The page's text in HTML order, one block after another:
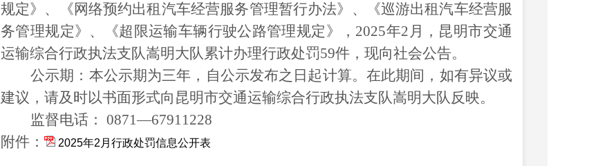
规定》、《网络预约出租汽车经营服务管理暂行办法》、《巡游出租汽车经营服
务管理规定》、《超限运输车辆行驶公路管理规定》， 2025年2 月， 昆明市交通
运输综合行政执法支队嵩明大队累计办理行政处罚59件，现向社会公告。
公示期：本公示期为三年，自公示发布之日起计算。在此期间，如有异议或
建议，请及时以书面形式向 昆明市交通运输综合行政执法支队嵩明大队反映。
监督电话： 0871—67911228
附件 ： 2025年2月行政处罚信息公开表